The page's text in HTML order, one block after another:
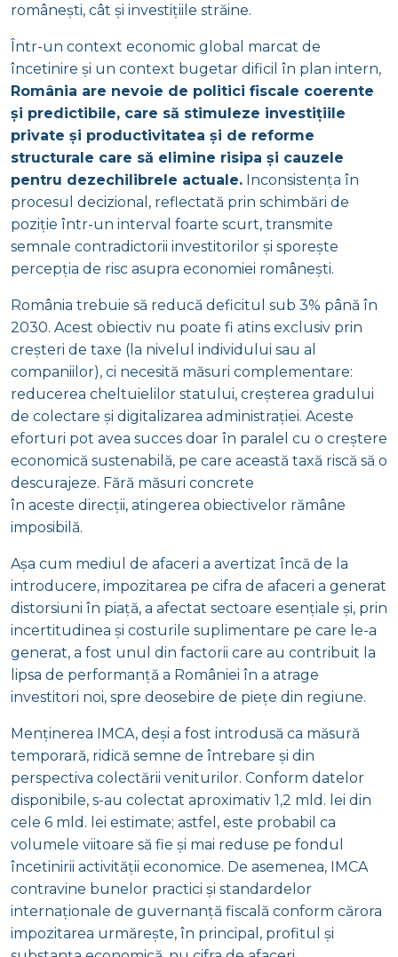
românești, cât și investițiile străine.
Într-un context economic global marcat de
încetinire și un context bugetar dificil în plan intern,
România are nevoie de politici fiscale coerente
și predictibile, care să stimuleze investițiile
private și productivitatea și de reforme
structurale care să elimine risipa și cauzele
pentru dezechilibrele actuale. Inconsistența în
procesul decizional, reflectată prin schimbări de
poziție într-un interval foarte scurt, transmite
semnale contradictorii investitorilor și sporește
percepția de risc asupra economiei românești.
România trebuie să reducă deficitul sub 3% până în
2030. Acest obiectiv nu poate fi atins exclusiv prin
creșteri de taxe (la nivelul individului sau al
companiilor), ci necesită măsuri complementare:
reducerea cheltuielilor statului, creșterea gradului
de colectare și digitalizarea administrației. Aceste
eforturi pot avea succes doar în paralel cu o creștere
economică sustenabilă, pe care această taxă riscă să o
descurajeze. Fără măsuri concrete
în aceste direcții, atingerea obiectivelor rămâne
imposibilă.
Așa cum mediul de afaceri a avertizat încă de la
introducere, impozitarea pe cifra de afaceri a generat
distorsiuni în piață, a afectat sectoare esențiale și, prin
incertitudinea și costurile suplimentare pe care le-a
generat, a fost unul din factorii care au contribuit la
lipsa de performanță a României în a atrage
investitori noi, spre deosebire de piețe din regiune.
Menținerea IMCA, deși a fost introdusă ca măsură
temporară, ridică semne de întrebare și din
perspectiva colectării veniturilor. Conform datelor
disponibile, s-au colectat aproximativ 1,2 mld. lei din
cele 6 mld. lei estimate; astfel, este probabil ca
volumele viitoare să fie și mai reduse pe fondul
încetinirii activității economice. De asemenea, IMCA
contravine bunelor practici și standardelor
internaționale de guvernanță fiscală conform cărora
impozitarea urmărește, în principal, profitul și